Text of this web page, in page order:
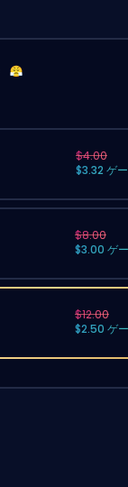
$4.00
$3.32 ゲ
$8.00
$3.00 ゲ
$12.00
$2.50 ゲ